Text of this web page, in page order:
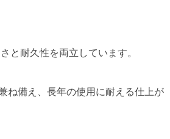
と耐久性を両立しています。
ね備え、長年の使用に耐える仕上が